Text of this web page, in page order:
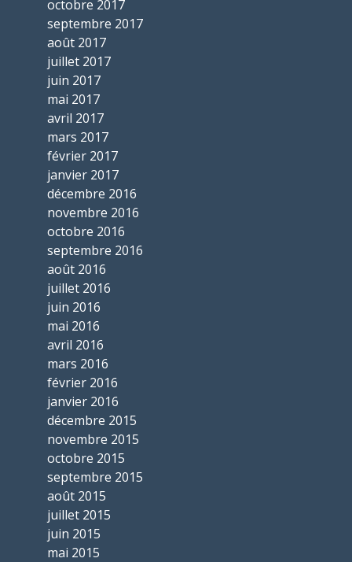
octobre 2017
septembre 2017
août 2017
juillet 2017
juin 2017
mai 2017
avril 2017
mars 2017
février 2017
janvier 2017
décembre 2016
novembre 2016
octobre 2016
septembre 2016
août 2016
juillet 2016
juin 2016
mai 2016
avril 2016
mars 2016
février 2016
janvier 2016
décembre 2015
novembre 2015
octobre 2015
septembre 2015
août 2015
juillet 2015
juin 2015
mai 2015